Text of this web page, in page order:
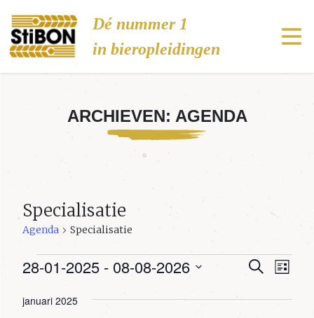
Stibon
Dé nummer 1
in bieropleidingen
ARCHIEVEN: AGENDA
Specialisatie
Agenda Specialisatie
Agenda
Agenda
Zoeken
Lijst
28-01-2025 - 08-08-2026
een
januari 2025